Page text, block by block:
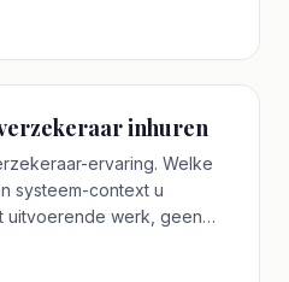
uw traject leidt. Plan een
inhuren
ervaring. Welke
systeem-context u
uitvoerende werk, geen
u spreekt vooraf met